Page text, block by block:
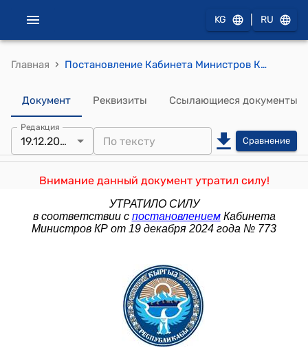
KG RU
Главная › Постановление Кабинета Министров КР от 12 июля 2022 года № 382 "О внесении изменения в постановление Кабинета Министров Кыргызской Республики "О предельной штатной численности государственных органов исполнительной власти Кыргызской Республики и иных государственных органов Кыргызской Республики, в том числе технического и обслуживающего персонала" от 15 ноября 2021 года № 264"
Документ Реквизиты Ссылающиеся документы
Редакция
19.12.2024 Сравнение
Внимание данный документ утратил силу!